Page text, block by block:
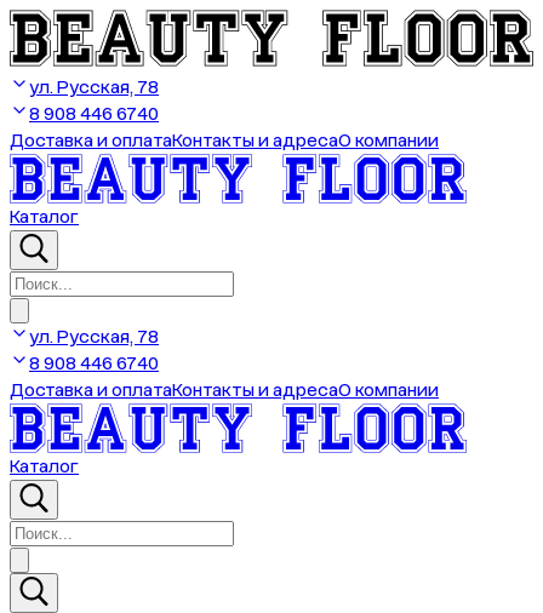
ул. Русская, 78
8 908 446 6740
Доставка и оплатаКонтакты и адресаО компании
Каталог
ул. Русская, 78
8 908 446 6740
Доставка и оплатаКонтакты и адресаО компании
Каталог